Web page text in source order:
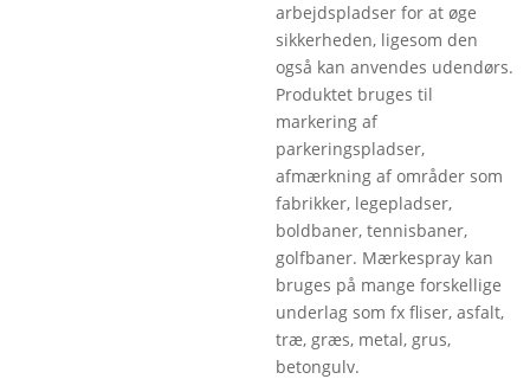
arbejdspladser for at øge
sikkerheden, ligesom den
også kan anvendes udendørs.
Produktet bruges til
markering af
parkeringspladser,
afmærkning af områder som
fabrikker, legepladser,
boldbaner, tennisbaner,
golfbaner. Mærkespray kan
bruges på mange forskellige
underlag som fx fliser, asfalt,
træ, græs, metal, grus,
betongulv.